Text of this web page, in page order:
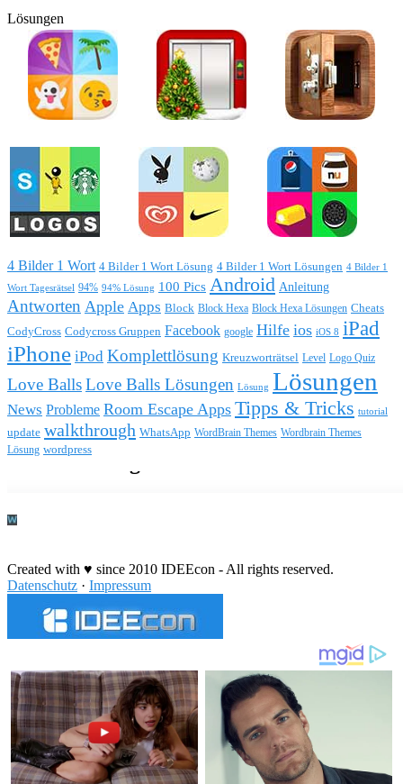
Lösungen
4 Bilder 1 Wort 4 Bilder 1 Wort Lösung 4 Bilder 1 Wort Lösungen 4 Bilder 1
Wort Tagesrätsel 94% 94% Lösung 100 Pics Android Anleitung
Antworten Apple Apps Block Block Hexa Block Hexa Lösungen Cheats
CodyCross Codycross Gruppen Facebook google Hilfe ios iOS 8 iPad
iPhone iPod Komplettlösung Kreuzworträtsel Level Logo Quiz
Love BallsLove Balls Lösungen Lösung Lösungen
News Probleme Room Escape Apps Tipps & Tricks tutorial
update walkthrough WhatsApp WordBrain Themes Wordbrain Themes
Lösung wordpress
Created with ♥ since 2010 IDEEcon - All rights reserved.
Datenschutz · Impressum